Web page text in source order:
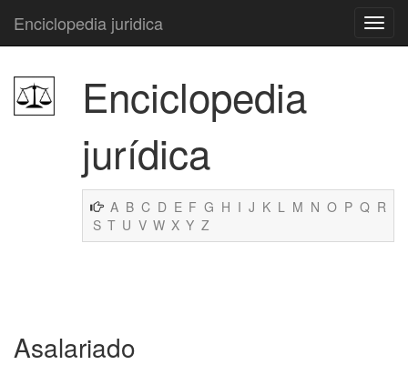
Enciclopedia juridica
Enciclopedia
jurídica
A B C D E F G H I J K L M N O P Q R
S T U V W X Y Z
Asalariado